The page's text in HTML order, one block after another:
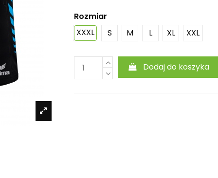
Rozmiar
XXXL
S M L XL XXL
Dodaj do koszyka